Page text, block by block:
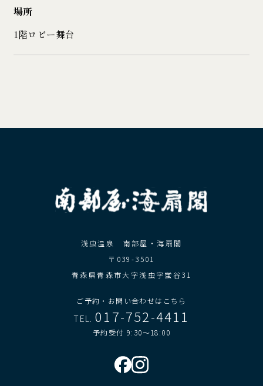
場所
1階ロビー舞台
浅虫温泉 南部屋・海扇閣
〒039-3501
青森県青森市大字浅虫字蛍谷31
ご予約・お問い合わせはこちら
TEL.017-752-4411
予約受付 9:30～18:00